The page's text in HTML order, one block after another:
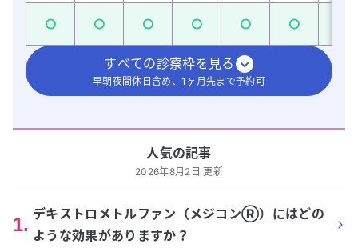
すべての診察枠を見る
早朝夜間休日含め、1ヶ月先まで予約可
人気の記事
2026年8月2日 更新
1. デキストロメトルファン（メジコンⓇ）にはどの
ような効果がありますか？